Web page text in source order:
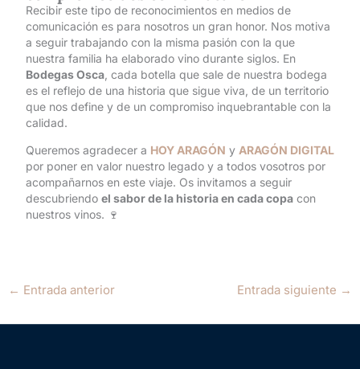
Recibir este tipo de reconocimientos en medios de
comunicación es para nosotros un gran honor. Nos motiva
a seguir trabajando con la misma pasión con la que
nuestra familia ha elaborado vino durante siglos. En
Bodegas Osca, cada botella que sale de nuestra bodega
es el reflejo de una historia que sigue viva, de un territorio
que nos define y de un compromiso inquebrantable con la
calidad.
Queremos agradecer a HOY ARAGÓN y ARAGÓN DIGITAL
por poner en valor nuestro legado y a todos vosotros por
acompañarnos en este viaje. Os invitamos a seguir
descubriendo el sabor de la historia en cada copacon
nuestros vinos. 🍷
← Entrada anterior Entrada siguiente →